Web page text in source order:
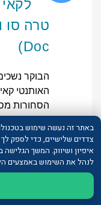
Doc)
הבוקר
הסחורות
עיירת
מקלט ובית
והצרות
צדדים שלישיים, כדי לספק
איפיון ושיווק. המשך
לנהל את השימוש באמצעים